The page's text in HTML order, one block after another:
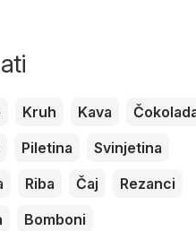
Kruh Kava
Piletina
Svinjetina
Riba Čaj
Rezanci
Bomboni